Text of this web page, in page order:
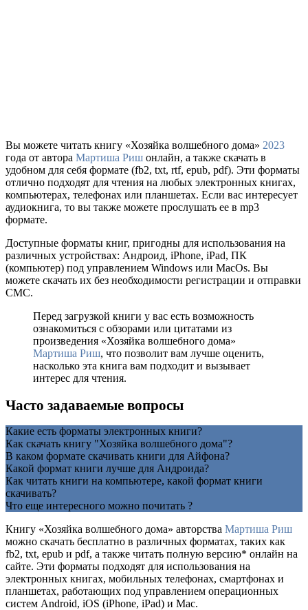
Вы можете читать книгу «Хозяйка волшебного дома» 2023
года от автора Мартиша Риш онлайн, а также скачать в
удобном для себя формате (fb2, txt, rtf, epub, pdf). Эти форматы
отлично подходят для чтения на любых электронных книгах,
компьютерах, телефонах или планшетах. Если вас интересует
аудиокнига, то вы также можете прослушать ее в mp3
формате.
Доступные форматы книг, пригодны для использования на
различных устройствах: Андроид, iPhone, iPad, ПК
(компьютер) под управлением Windows или MacOs. Вы
можете скачать их без необходимости регистрации и отправки
СМС.
Перед загрузкой книги у вас есть возможность
ознакомиться с обзорами или цитатами из
произведения «Хозяйка волшебного дома»
Мартиша Риш, что позволит вам лучше оценить,
насколько эта книга вам подходит и вызывает
интерес для чтения.
Часто задаваемые вопросы
Какие есть форматы электронных книги?
Как скачать книгу "Хозяйка волшебного дома"?
В каком формате скачивать книги для Айфона?
Какой формат книги лучше для Андроида?
Как читать книги на компьютере, какой формат книги
скачивать?
Что еще интересного можно почитать ?
Книгу «Хозяйка волшебного дома» авторства Мартиша Риш
можно скачать бесплатно в различных форматах, таких как
fb2, txt, epub и pdf, а также читать полную версию* онлайн на
сайте. Эти форматы подходят для использования на
электронных книгах, мобильных телефонах, смартфонах и
планшетах, работающих под управлением операционных
систем Android, iOS (iPhone, iPad) и Mac.